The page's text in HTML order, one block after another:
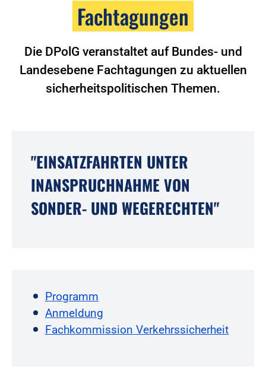
Fachtagungen
Die DPolG veranstaltet auf Bundes- und
Landesebene Fachtagungen zu aktuellen
sicherheitspolitischen Themen.
"EINSATZFAHRTEN UNTER
INANSPRUCHNAHME VON
SONDER- UND WEGERECHTEN"
Programm
Anmeldung
Fachkommission Verkehrssicherheit